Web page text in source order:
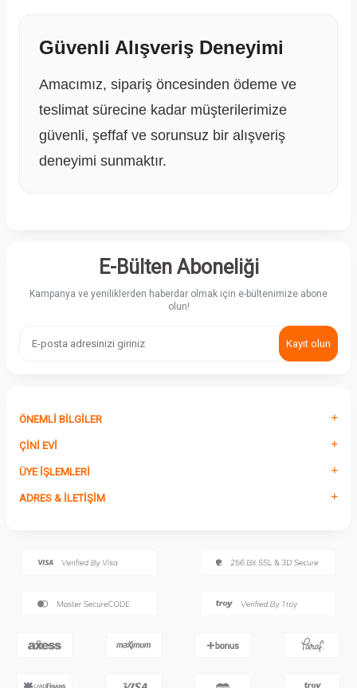
Güvenli Alışveriş Deneyimi
Amacımız, sipariş öncesinden ödeme ve
teslimat sürecine kadar müşterilerimize
güvenli, şeffaf ve sorunsuz bir alışveriş
deneyimi sunmaktır.
E-Bülten Aboneliği
Kampanya ve yeniliklerden haberdar olmak için e-bültenimize abone
olun!
Kayıt olun
ÖNEMLI BILGILER
ÇINI EVI
ÜYE İŞLEMLERI
ADRES & İLETIŞIM